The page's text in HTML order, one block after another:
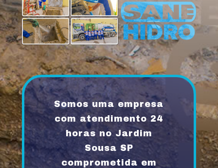
Somos uma empresa
com atendimento 24
horas no Jardim
Sousa SP
comprometida em